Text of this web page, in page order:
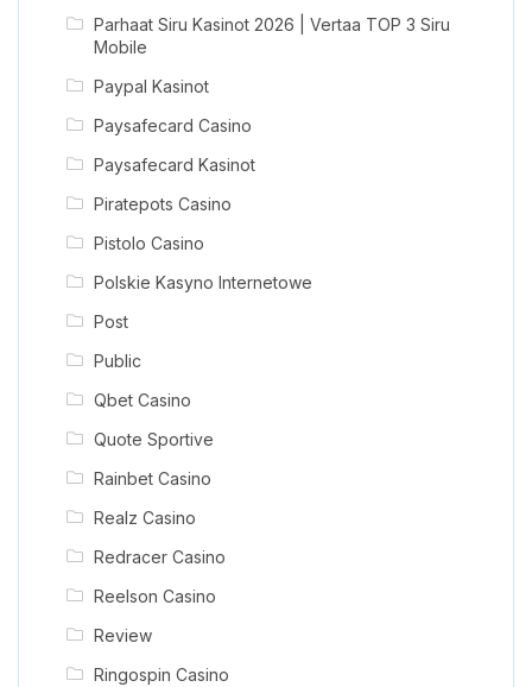
Parhaat Siru Kasinot 2026 | Vertaa TOP 3 Siru
Mobile
Paypal Kasinot
Paysafecard Casino
Paysafecard Kasinot
Piratepots Casino
Pistolo Casino
Polskie Kasyno Internetowe
Post
Public
Qbet Casino
Quote Sportive
Rainbet Casino
Realz Casino
Redracer Casino
Reelson Casino
Review
Ringospin Casino